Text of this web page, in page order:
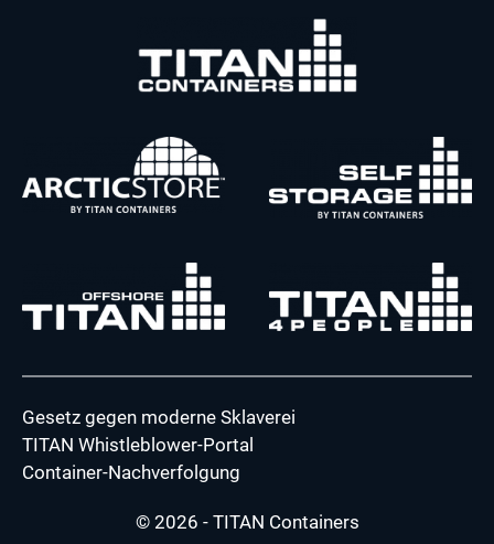
Gesetz gegen moderne Sklaverei
TITAN Whistleblower-Portal
Container-Nachverfolgung
© 2026 - TITAN Containers